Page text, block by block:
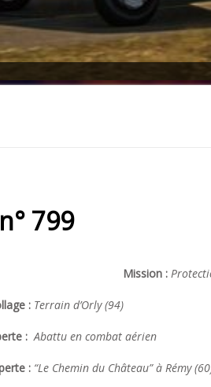
799
Mission :
: Terrain d’Orly (94)
: Abattu en combat aérien
: “Le Chemin du Château” à Rémy